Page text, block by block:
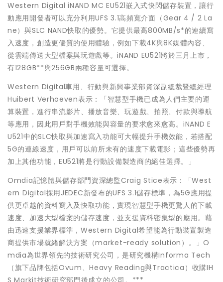
Western Digital iNAND MC EU521嵌入式快閃儲存裝置，讓行
動應用開發者可以充分利用UFS 3.1高頻寬介面（Gear 4 / 2 La
ne）與SLC NAND快取的優勢。它提供最高800MB/s*的連續寫
入速度，創造更優質的使用體驗，例如下載4K與8K媒體內容、
從雲端傳送大型檔案與玩遊戲等。iNAND EU521將於三月上市，
有128GB**與256GB兩種容量可選擇。
Western Digital車用、行動與新興事業部資深副總裁暨總經理
Huibert Verhoeven表示：「智慧型手機已成為人們主要的運
算裝置，進行串流影片、播放音樂、玩遊戲、拍照、付款與導航
等應用，因此用戶對手機效能與容量的要求愈來愈高。iNAND E
U521中的SLC快取與加速寫入功能可大幅提升手機效能，若搭配
5G的連線速度，用戶可以前所未有的速度下載電影；這些優勢再
加上其他功能，EU521將是行動設備製造商的絕佳選擇。」
Omdia記憶體與儲存部門資深總監Craig Stice表示：「West
ern Digital採用JEDEC新發布的UFS 3.1儲存標準，為5G應用提
供更卓越的資料寫入及快取功能，實現智慧型手機更驚人的下載
速度、加速大型檔案的儲存速度，並支援資料密集型的應用。藉
由迅速支援業界標準，Western Digital希望能為行動裝置製造
商提供市場就緒解決方案（market-ready solution）。」O
mdia為世界領先的技術研究公司，是研究機構Informa Tech
（旗下品牌包括Ovum、Heavy Reading與Tractica）收購IH